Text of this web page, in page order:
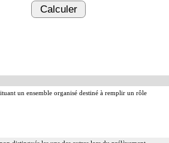
Calculer
un ensemble organisé destiné à remplir un rôle